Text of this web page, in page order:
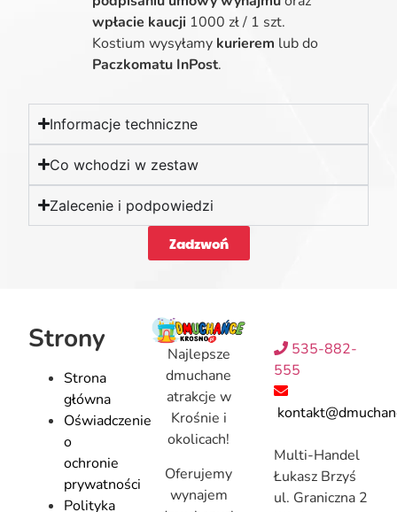
wpłacie kaucji 1000 zł / 1 szt.
Kostium wysyłamy kurierem lub do
Paczkomatu InPost.
Informacje techniczne
Co wchodzi w zestaw
Zalecenie i podpowiedzi
Zadzwoń
Strony
Strona
główna
Oświadczenie
o
ochronie
prywatności
Polityka
Najlepsze
dmuchane
atrakcje w
Krośnie i
okolicach!
Oferujemy
wynajem
535-882-
555
Multi-Handel
Łukasz Brzyś
ul. Graniczna 2